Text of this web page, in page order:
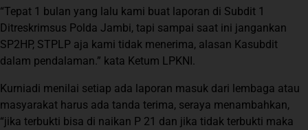
“Tepat 1 bulan yang lalu kami buat laporan di Subdit 1
Ditreskrimsus Polda Jambi, tapi sampai saat ini jangankan
SP2HP, STPLP aja kami tidak menerima, alasan Kasubdit
dalam pendalaman.” kata Ketum LPKNI.
Kurniadi menilai setiap ada laporan masuk dari lembaga atau
masyarakat harus ada tanda terima, seraya menambahkan,
“jika terbukti bisa di naikan P 21 dan jika tidak terbukti maka